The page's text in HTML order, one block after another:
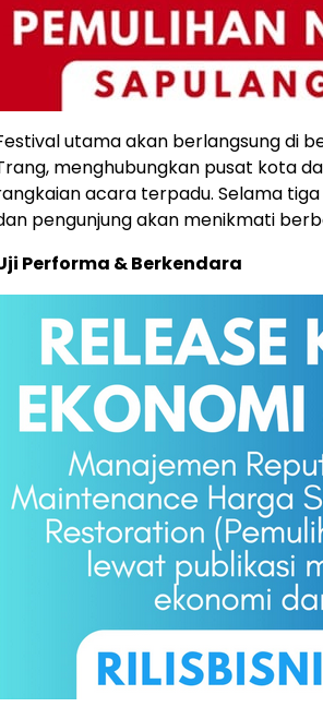
utama akan berlangsung di
menghubungkan pusat kota
acara terpadu. Selama
pengunjung akan menikmati
Performa & Berkendara